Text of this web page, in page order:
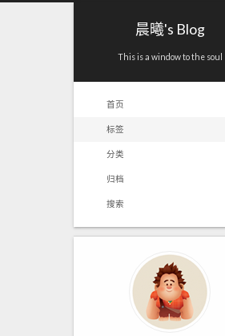
晨曦's Blog
This is a window to the soul
首页
标签
分类
归档
搜索